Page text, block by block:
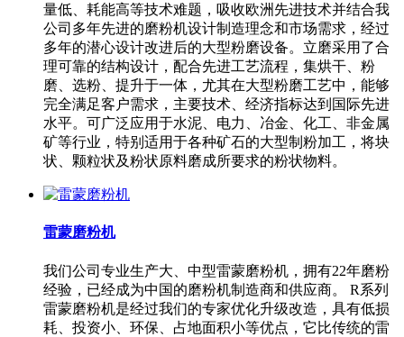
量低、耗能高等技术难题，吸收欧洲先进技术并结合我
公司多年先进的磨粉机设计制造理念和市场需求，经过
多年的潜心设计改进后的大型粉磨设备。立磨采用了合
理可靠的结构设计，配合先进工艺流程，集烘干、粉
磨、选粉、提升于一体，尤其在大型粉磨工艺中，能够
完全满足客户需求，主要技术、经济指标达到国际先进
水平。可广泛应用于水泥、电力、冶金、化工、非金属
矿等行业，特别适用于各种矿石的大型制粉加工，将块
状、颗粒状及粉状原料磨成所要求的粉状物料。
雷蒙磨粉机
我们公司专业生产大、中型雷蒙磨粉机，拥有22年磨粉
经验，已经成为中国的磨粉机制造商和供应商。 R系列
雷蒙磨粉机是经过我们的专家优化升级改造，具有低损
耗、投资小、环保、占地面积小等优点，它比传统的雷